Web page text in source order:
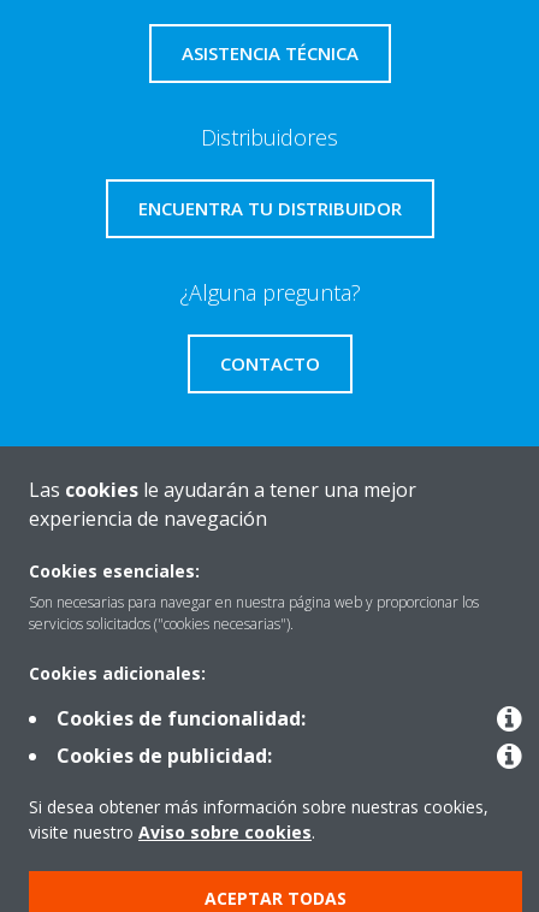
ASISTENCIA TÉCNICA
Distribuidores
ENCUENTRA TU DISTRIBUIDOR
¿Alguna pregunta?
CONTACTO
Quiénes somos
Destacados
Contactar con Daikin
Copyright © Daikin
Las cookies le ayudarán a tener una mejor
experiencia de navegación
Cookies esenciales:
Son necesarias para navegar en nuestra página web y proporcionar los
servicios solicitados ("cookies necesarias").
Cookies adicionales:
Cookies de funcionalidad:
Cookies de publicidad:
Si desea obtener más información sobre nuestras cookies,
visite nuestro Aviso sobre cookies.
ACEPTAR TODAS